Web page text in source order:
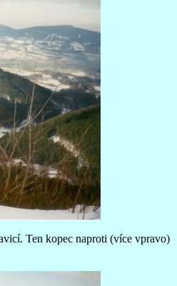
Ten kopec naproti (více vpravo)